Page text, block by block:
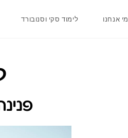
מי אנחנו לימוד סקי וסנובורד